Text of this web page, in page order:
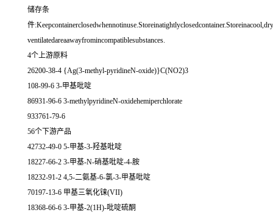
储存条
件
ventilatedareaawayfromincompatiblesubstances.
4个上游原料
26200-38-4 {Ag(3-methyl-pyridineN-oxide)}C(NO2)3
108-99-6 3-甲基吡啶
86931-96-6 3-methylpyridineN-oxidehemiperchlorate
933761-79-6
56个下游产品
42732-49-0 5-甲基-3-羟基吡啶
18227-66-2 3-甲基-N-硝基吡啶-4-胺
18232-91-2 4,5-二氨基-6-氯-3-甲基吡啶
70197-13-6 甲基三氧化铼(VII)
18368-66-6 3-甲基-2(1H)-吡啶硫酮